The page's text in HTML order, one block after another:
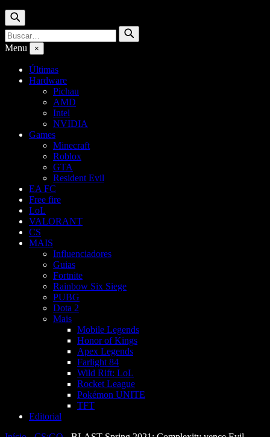
Buscar
Buscar
por:
Buscar
Menu ×
Últimas
Hardware
Pichau
AMD
Intel
NVIDIA
Games
Minecraft
Roblox
GTA
Resident Evil
EA FC
Free fire
LoL
VALORANT
CS
MAIS
Influenciadores
Guias
Fortnite
Rainbow Six Siege
PUBG
Dota 2
Mais
Mobile Legends
Honor of Kings
Apex Legends
Farlight 84
Wild Rift: LoL
Rocket League
Pokémon UNITE
TFT
Editorial